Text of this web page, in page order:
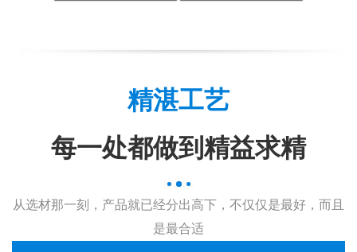
精湛工艺
每一处都做到精益求精
从选材那一刻，产品就已经分出高下，不仅仅是最好，而且
是最合适